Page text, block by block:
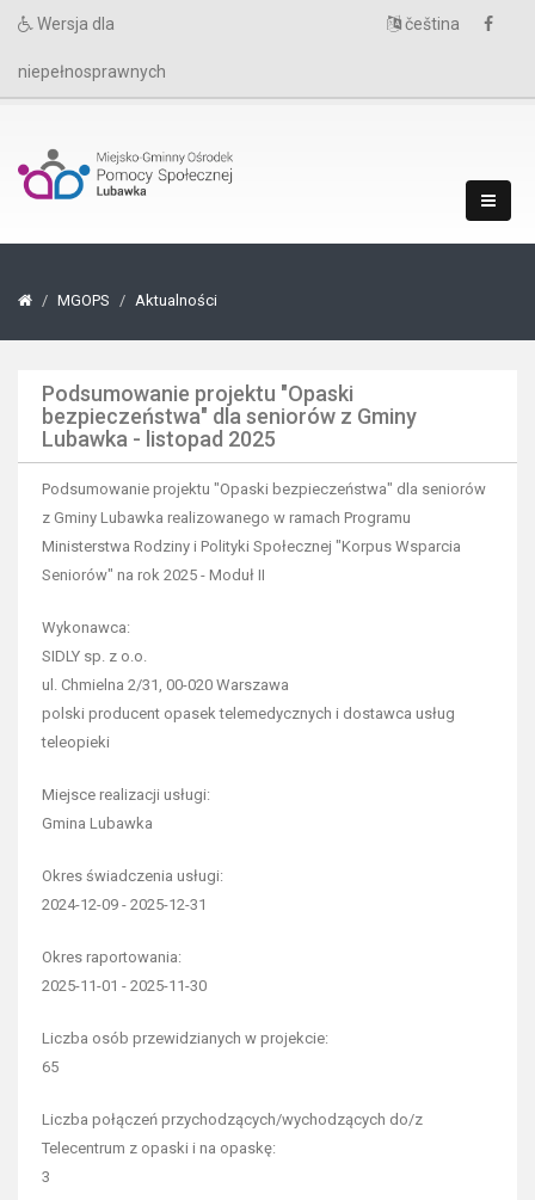
Wersja dla
niepełnosprawnych
čeština
MGOPS Aktualności
Podsumowanie projektu "Opaski
bezpieczeństwa" dla seniorów z Gminy
Lubawka - listopad 2025
Podsumowanie projektu "Opaski bezpieczeństwa" dla seniorów
z Gminy Lubawka realizowanego w ramach Programu
Ministerstwa Rodziny i Polityki Społecznej "Korpus Wsparcia
Seniorów" na rok 2025 - Moduł II
Wykonawca:
SIDLY sp. z o.o.
ul. Chmielna 2/31, 00-020 Warszawa
polski producent opasek telemedycznych i dostawca usług
teleopieki
Miejsce realizacji usługi:
Gmina Lubawka
Okres świadczenia usługi:
2024-12-09 - 2025-12-31
Okres raportowania:
2025-11-01 - 2025-11-30
Liczba osób przewidzianych w projekcie:
65
Liczba połączeń przychodzących/wychodzących do/z
Telecentrum z opaski i na opaskę:
3